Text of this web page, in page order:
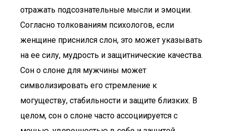
отражать подсознательные мысли и эмоции.
Согласно толкованиям психологов, если
женщине приснился слон, это может указывать
на ее силу, мудрость и защитнические качества.
Сон о слоне для мужчины может
символизировать его стремление к
могуществу, стабильности и защите близких. В
целом, сон о слоне часто ассоциируется с